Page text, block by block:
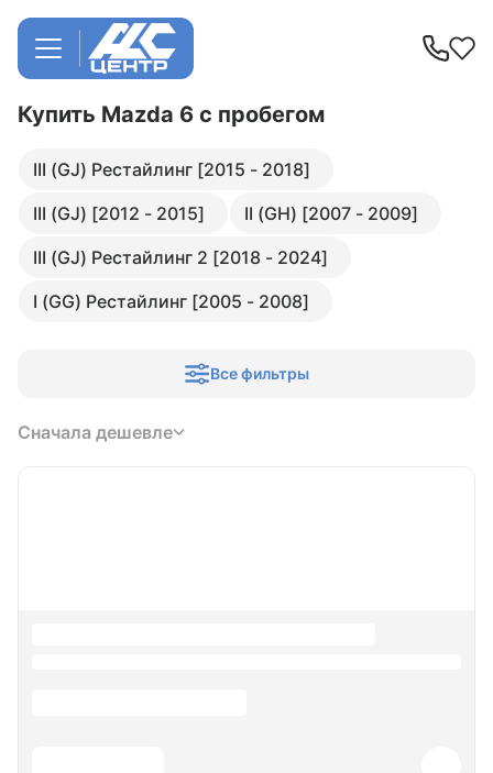
Купить Mazda 6 с пробегом
III (GJ) Рестайлинг [2015 - 2018]
III (GJ) [2012 - 2015]
II (GH) [2007 - 2009]
III (GJ) Рестайлинг 2 [2018 - 2024]
I (GG) Рестайлинг [2005 - 2008]
Все фильтры
Сначала дешевле